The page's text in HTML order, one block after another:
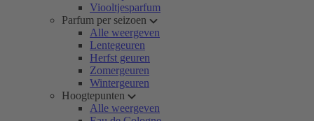
Viooltjesparfum
Parfum per seizoen
Alle weergeven
Lentegeuren
Herfst geuren
Zomergeuren
Wintergeuren
Hoogtepunten
Alle weergeven